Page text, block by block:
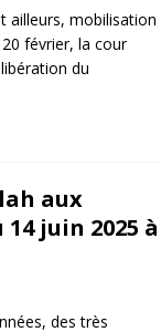
ailleurs, mobilisation
février, la cour
du
aux
juin 2025 à
des très